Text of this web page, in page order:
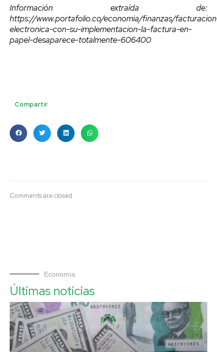
Información extraída de:
https://www.portafolio.co/economia/finanzas/
electronica-con-su-implementacion-la-factura-en-
papel-desaparece-totalmente-606400
Compartir
Comments are closed.
Economía
Últimas noticias